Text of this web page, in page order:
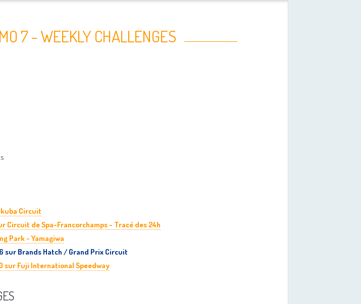
7 - WEEKLY CHALLENGES
Circuit
Circuit de Spa-Francorchamps - Tracé des 24h
Park - Yamagiwa
sur Brands Hatch / Grand Prix Circuit
Fuji International Speedway